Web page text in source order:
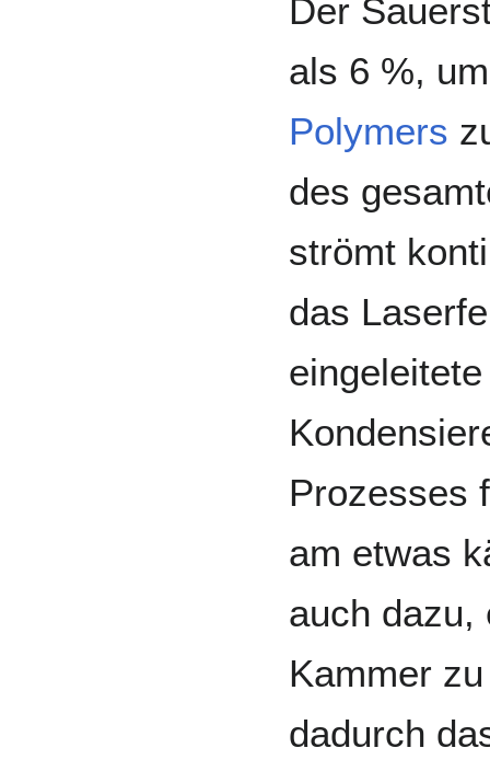
Der
als 6 %,
Polymers
des
strömt
das
Prozesses
am etwas
auch dazu,
Kammer
dadurch